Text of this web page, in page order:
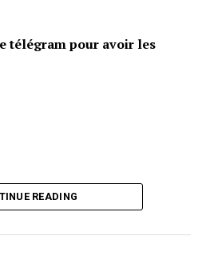
télégram pour avoir les
READING